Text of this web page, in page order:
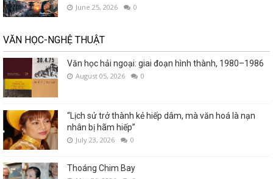
June 25, 2026 0
VĂN HỌC-NGHỆ THUẬT
Văn học hải ngoại: giai đoạn hình thành, 1980–1986
August 05, 2026 0
“Lịch sử trở thành kẻ hiếp dâm, mà văn hoá là nạn
nhân bị hãm hiếp”
July 23, 2026 0
Thoáng Chim Bay